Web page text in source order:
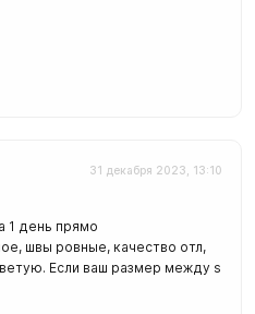
31 декабря 2023, 13:10
1 день прямо
швы ровные, качество отл,
Если ваш размер между s